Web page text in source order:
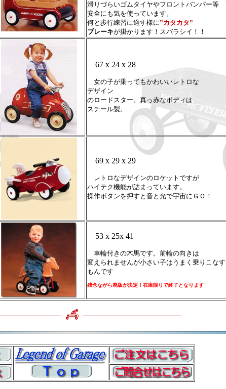
滑りづらいゴムタイヤやフロントバンパー等
安全にも気を使っています。
何と歩行練習に適す様に”カタカタ”
ブレーキが掛かります！スバラシイ！！
67 x 24 x 28
女の子が乗ってもかわいいレトロな
デザイン
のロードスター。真っ赤なボディは
スチール製。
69 x 29 x 29
レトロなデザインのロケットですが
ハイテク機能が詰まっています。
操作ボタンを押すと音と光で宇宙にＧＯ！
53 x 25x 41
車輪付きの木馬です。前輪の向きは
変えられませんが小さい子はうまく乗りこなす
もんです
残念ながら廃版が決定！在庫限りで終了となります